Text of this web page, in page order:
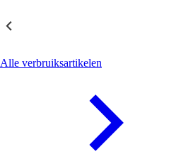
Alle verbruiksartikelen